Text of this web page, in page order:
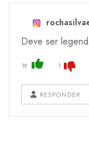
Deve ser
19 1
RESPONDER